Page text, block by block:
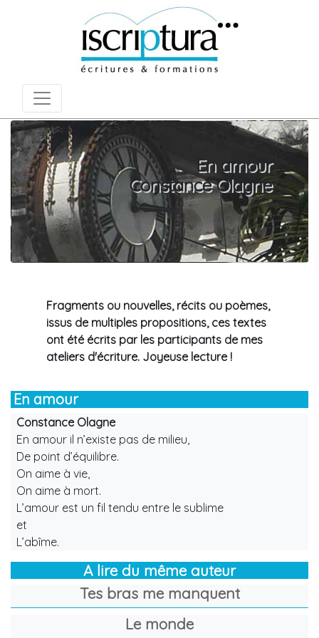
En amour
Constance Olagne
Fragments ou nouvelles, récits ou poèmes,
issus de multiples propositions, ces textes
ont été écrits par les participants de mes
ateliers d'écriture. Joyeuse lecture !
En amour
Constance Olagne
En amour il n’existe pas de milieu,
De point d’équilibre.
On aime à vie,
On aime à mort.
L’amour est un fil tendu entre le sublime
et
L’abîme.
A lire du même auteur
Tes bras me manquent
Le monde